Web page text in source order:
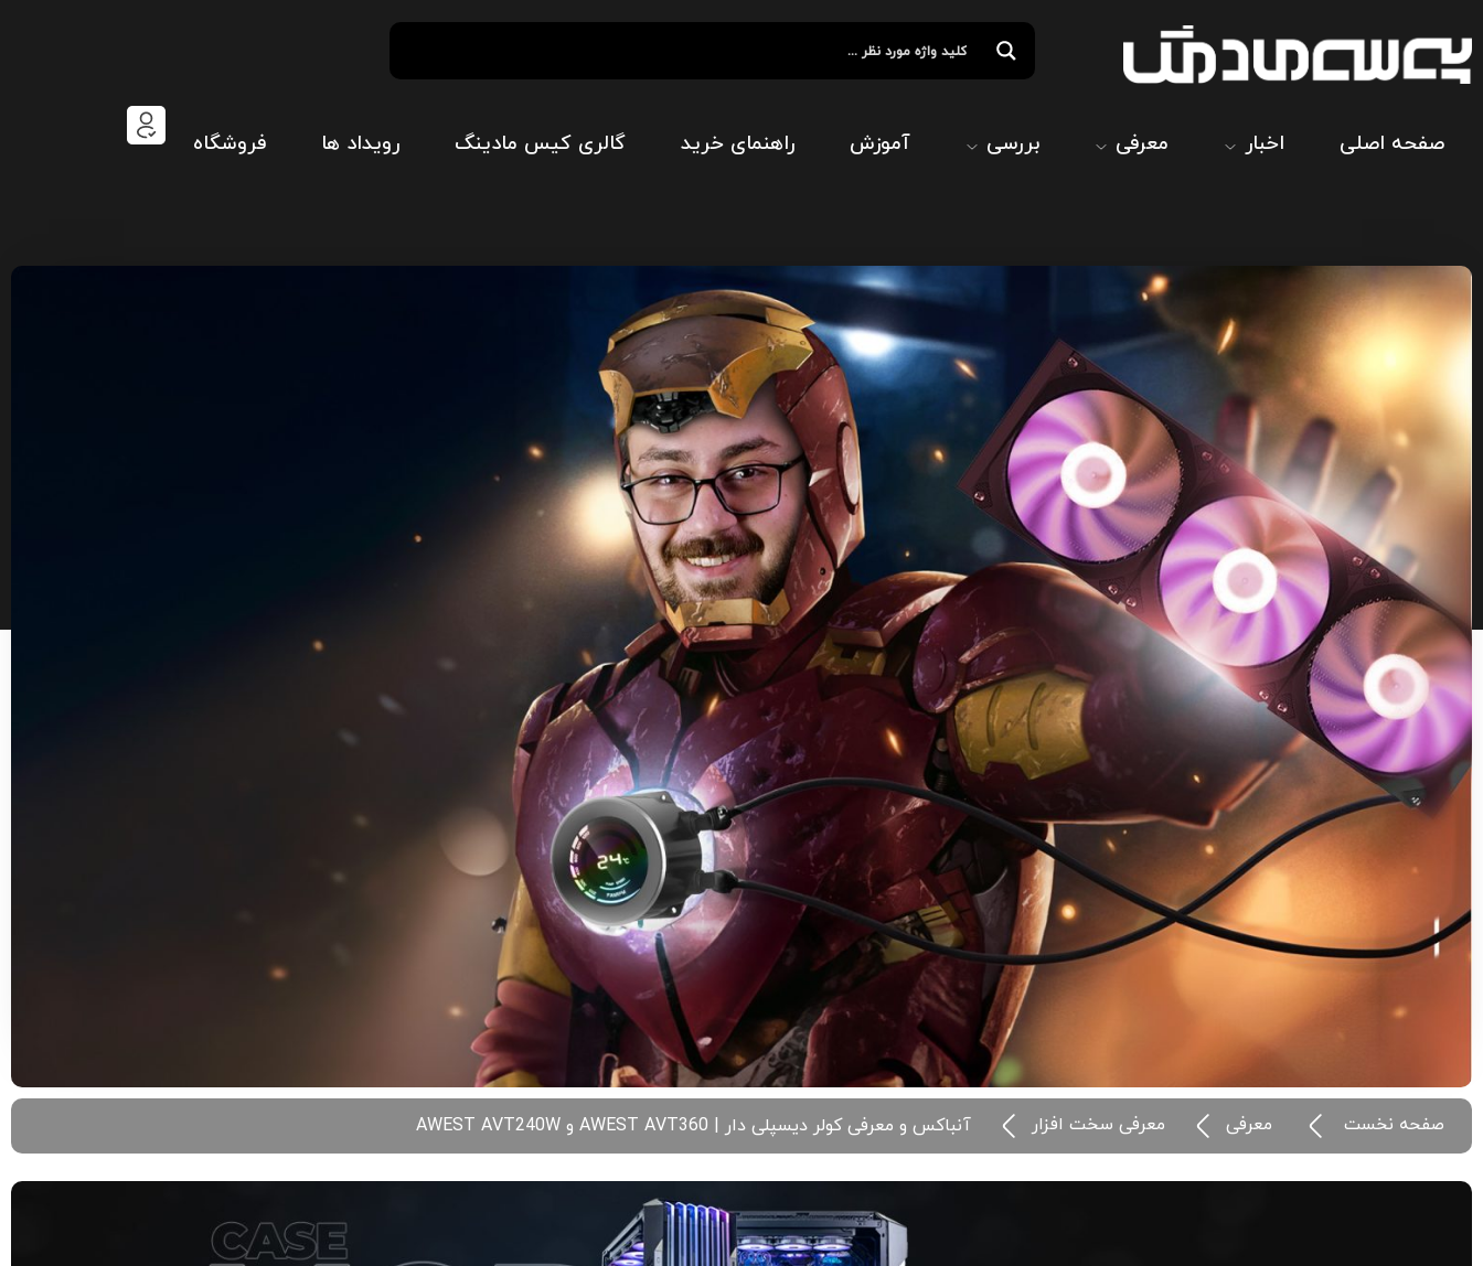
صفحه اصلی اخبار معرفی بررسی آموزش راهنمای خرید گالری کیس مادینگ رویداد ها فروشگاه
صفحه نخست معرفی معرفی سخت افزار آنباکس و معرفی کولر دیسپلی دار | AWEST AVT360 و AWEST AVT240W